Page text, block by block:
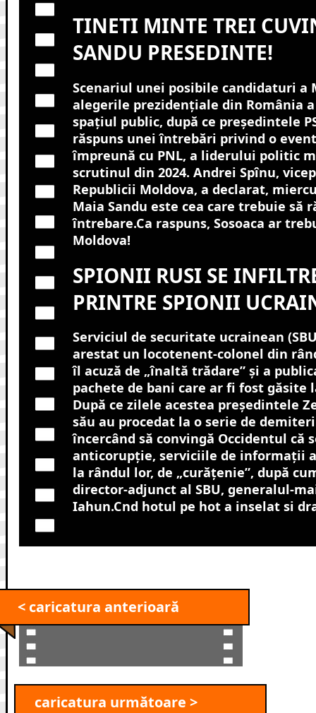
TINETI MINTE TREI
SANDU PRESEDINTE!
Scenariul unei posibile candidaturi a
alegerile prezidențiale din România
spațiul public, după ce președintele
răspuns unei întrebări privind o
împreună cu PNL, a liderului politic
scrutinul din 2024. Andrei Spînu,
Republicii Moldova, a declarat,
Maia Sandu este cea care trebuie să
întrebare.Ca raspuns, Sosoaca ar
Moldova!
SPIONII RUSI SE
PRINTRE SPIONII
Serviciul de securitate ucrainean
arestat un locotenent-colonel din
îl acuză de „înaltă trădare” şi a
pachete de bani care ar fi fost găsite
După ce zilele acestea preşedintele
său au procedat la o serie de
încercând să convingă Occidentul că
anticorupţie, serviciile de informaţii
la rândul lor, de „curăţenie”, după
director-adjunct al SBU, generalul-
Iahun.Cnd hotul pe hot a inselat si
< caricatura anterioară
caricatura următoare >